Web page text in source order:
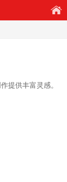
提供丰富灵感。